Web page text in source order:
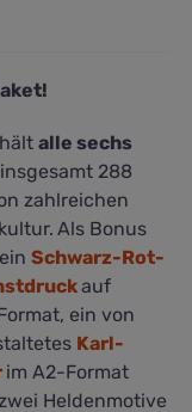
alle sechs
288
zahlreichen
Als Bonus
einSchwarz-Rot-
auf
ein von
Karl-
im A2-Format
Heldenmotive